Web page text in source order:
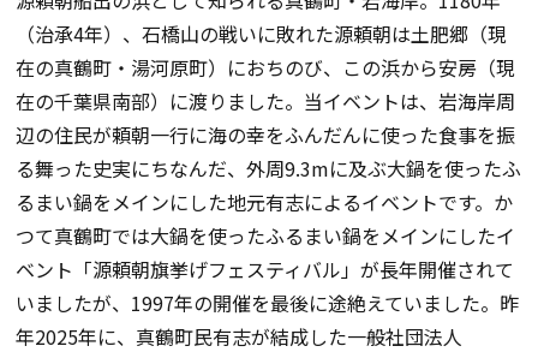
（治承4年）、石橋山の戦いに敗れた源頼朝は土肥郷（現
在の真鶴町・湯河原町）におちのび、この浜から安房（現
在の千葉県南部）に渡りました。当イベントは、岩海岸周
辺の住民が頼朝一行に海の幸をふんだんに使った食事を振
る舞った史実にちなんだ、外周9.3mに及ぶ大鍋を使ったふ
るまい鍋をメインにした地元有志によるイベントです。 か
つて真鶴町では大鍋を使ったふるまい鍋をメインにしたイ
ベント「源頼朝旗挙げフェスティバル」が長年開催されて
いましたが、1997年の開催を最後に途絶えていました。昨
年2025年に、真鶴町民有志が結成した一般社団法人